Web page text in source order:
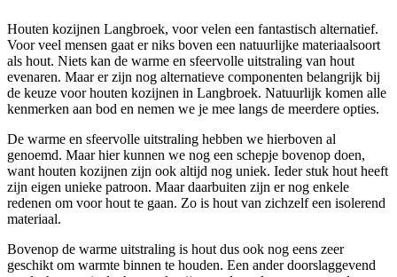
Houten kozijnen Langbroek, voor velen een fantastisch alternatief.
Voor veel mensen gaat er niks boven een natuurlijke materiaalsoort
als hout. Niets kan de warme en sfeervolle uitstraling van hout
evenaren. Maar er zijn nog alternatieve componenten belangrijk bij
de keuze voor houten kozijnen in Langbroek. Natuurlijk komen alle
kenmerken aan bod en nemen we je mee langs de meerdere opties.
De warme en sfeervolle uitstraling hebben we hierboven al
genoemd. Maar hier kunnen we nog een schepje bovenop doen,
want houten kozijnen zijn ook altijd nog uniek. Ieder stuk hout heeft
zijn eigen unieke patroon. Maar daarbuiten zijn er nog enkele
redenen om voor hout te gaan. Zo is hout van zichzelf een isolerend
materiaal.
Bovenop de warme uitstraling is hout dus ook nog eens zeer
geschikt om warmte binnen te houden. Een ander doorslaggevend